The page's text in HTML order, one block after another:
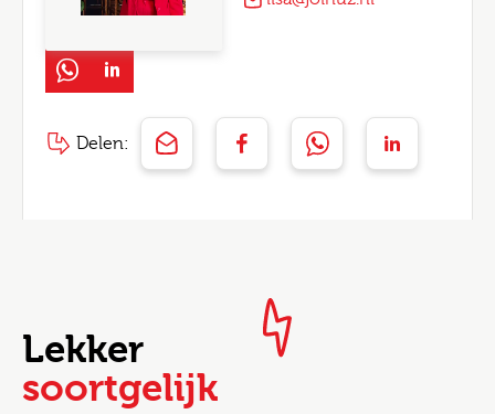
Delen:
Lekker
soortgelijk